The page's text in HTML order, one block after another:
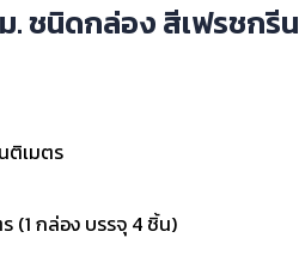
ชนิดกล่อง สีเฟรชกรีน
ติเมตร
(1 กล่อง บรรจุ 4 ชิ้น)